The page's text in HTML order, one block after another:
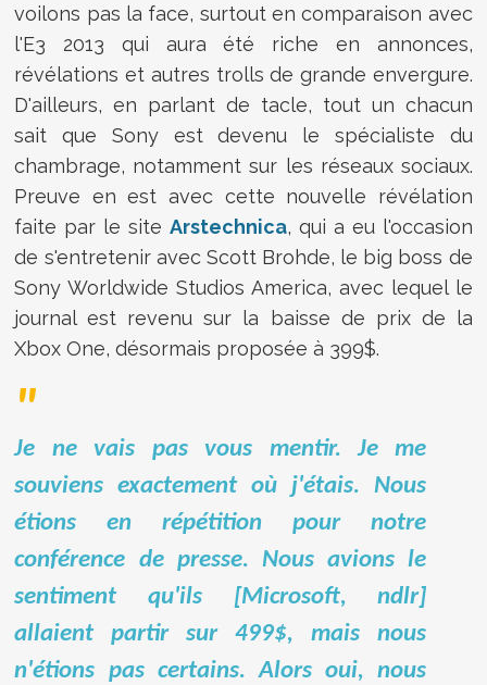
voilons pas la face, surtout en comparaison avec
l'E3 2013 qui aura été riche en annonces,
révélations et autres trolls de grande envergure.
D'ailleurs, en parlant de tacle, tout un chacun
sait que Sony est devenu le spécialiste du
chambrage, notamment sur les réseaux sociaux.
Preuve en est avec cette nouvelle révélation
faite par le site Arstechnica, qui a eu l'occasion
de s'entretenir avec Scott Brohde, le big boss de
Sony Worldwide Studios America, avec lequel le
journal est revenu sur la baisse de prix de la
Xbox One, désormais proposée à 399$.
Je ne vais pas vous mentir. Je me
souviens exactement où j'étais. Nous
étions en répétition pour notre
conférence de presse. Nous avions le
sentiment qu'ils [Microsoft, ndlr]
allaient partir sur 499$, mais nous
n'étions pas certains. Alors oui, nous